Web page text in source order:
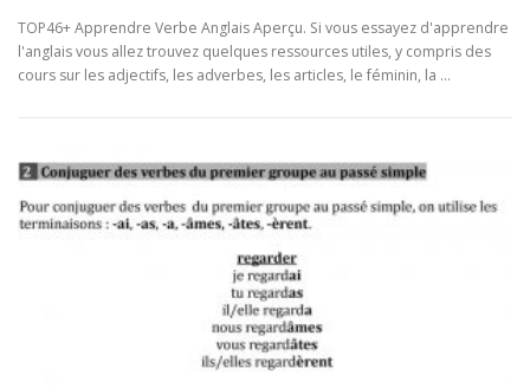
TOP46+ Apprendre Verbe Anglais Aperçu. Si vous essayez d'apprendre
l'anglais vous allez trouvez quelques ressources utiles, y compris des
cours sur les adjectifs, les adverbes, les articles, le féminin, la …